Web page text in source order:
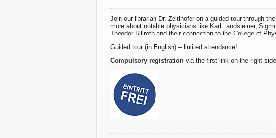
Join our librarian Dr. Zeitlhofer on a guided tour through
more about notable physicians like Karl Landsteiner,
Theodor Billroth and their connection to the College of
Guided tour (in English) – limited attendance!
Compulsory registration via the first link on the right